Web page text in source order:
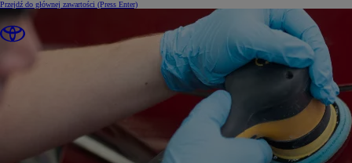
Przejdź do głównej zawartości (Press Enter)